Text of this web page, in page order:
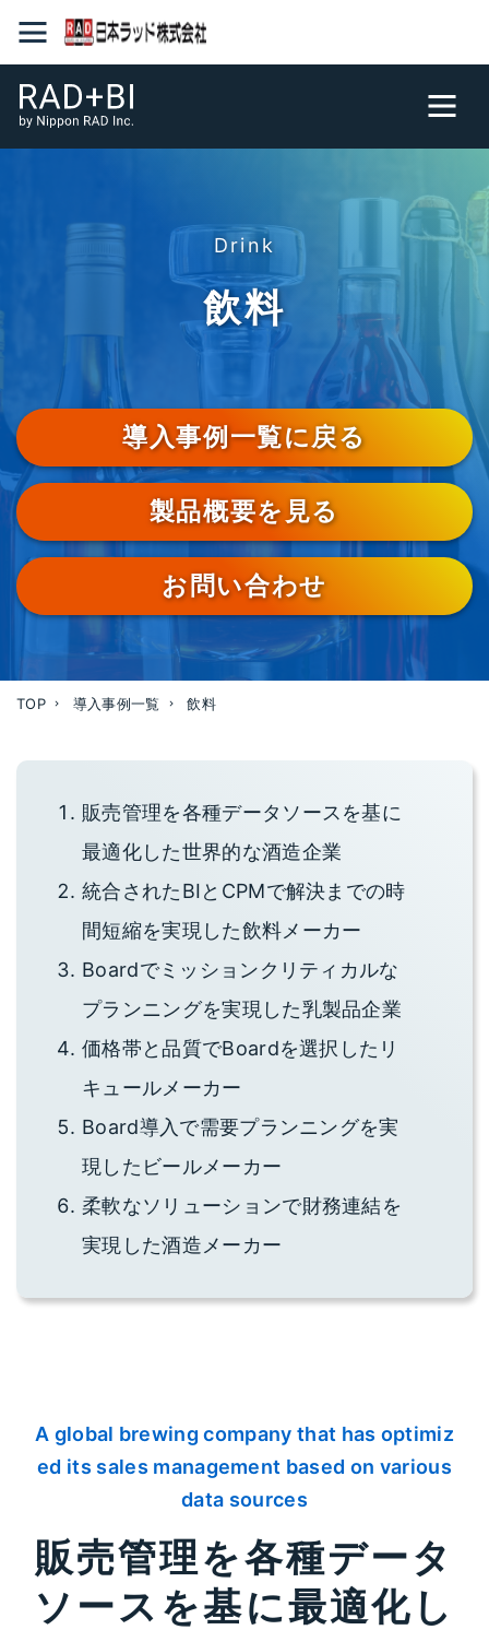
Drink
飲料
導入事例一覧に戻る
製品概要を見る
お問い合わせ
TOP 導入事例一覧 飲料
販売管理を各種データソースを基に
最適化した世界的な酒造企業
統合されたBIとCPMで解決までの時
間短縮を実現した飲料メーカー
Boardでミッションクリティカルな
プランニングを実現した乳製品企業
価格帯と品質でBoardを選択したリ
キュールメーカー
Board導入で需要プランニングを実
現したビールメーカー
柔軟なソリューションで財務連結を
実現した酒造メーカー
A global brewing company that has optimiz
ed its sales management based on various
data sources
販売管理を各種データ
ソースを基に最適化し